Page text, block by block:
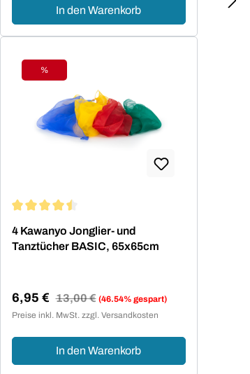
In den Warenkorb
Rabatt
%
4 Kawanyo Jonglier- und
Tanztücher BASIC, 65x65cm
Verkaufspreis:
6,95 € Regulärer Preis:
13,00 € (46.54% gespart)
Preise inkl. MwSt. zzgl. Versandkosten
In den Warenkorb